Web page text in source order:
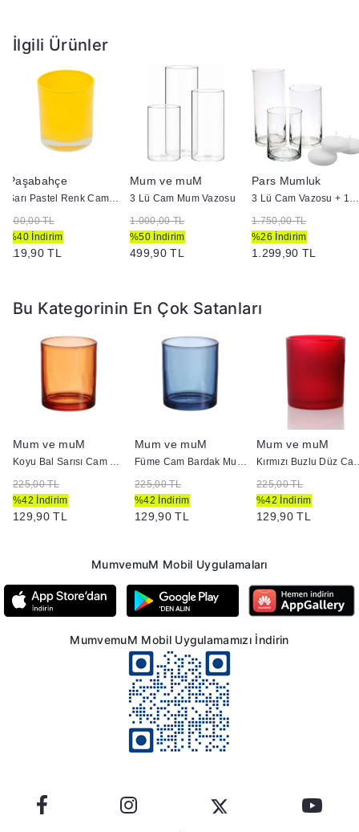
İlgili Ürünler
Paşabahçe
Sarı Pastel Renk Cam Mumluk - İç Boyama - Doluma Uygun 403
200,00 TL
%40 İndirim
119,90 TL
Mum ve muM
3 Lü Cam Mum Vazosu
1.000,00 TL
%50 İndirim
499,90 TL
Pars Mumluk
3 Lü Cam Vazosu + 12 Adet Çap 7 Yüzen Mum
1.750,00 TL
%26 İndirim
1.299,90 TL
Bu Kategorinin En Çok Satanları
Mum ve muM
Koyu Bal Sarısı Cam Bardak Mumluk 405
225,00 TL
%42 İndirim
129,90 TL
Mum ve muM
Füme Cam Bardak Mumluk - Doluma Uygun 405
225,00 TL
%42 İndirim
129,90 TL
Mum ve muM
Kırmızı Buzlu
225,00 TL
%42 İndirim
129,90 TL
MumvemuM Mobil Uygulamaları
MumvemuM Mobil Uygulamamızı İndirin